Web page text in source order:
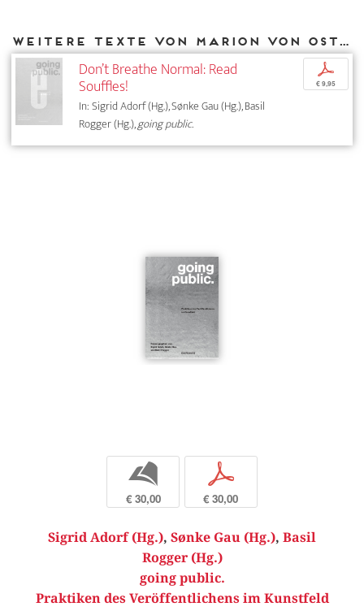
Weitere Texte von Marion von Osten bei DIAPHANES
Don’t Breathe Normal: Read
Souffles!
In: Sigrid Adorf (Hg.), Sønke Gau (Hg.), Basil
Rogger (Hg.),going public.
p
€ 9,95
b
€ 30,00
p
€ 30,00
Sigrid Adorf (Hg.), Sønke Gau (Hg.), Basil
Rogger (Hg.)
going public.
Praktiken des Veröffentlichens im Kunstfeld